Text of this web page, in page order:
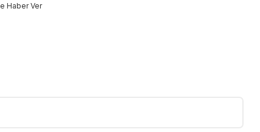
Haber Ver